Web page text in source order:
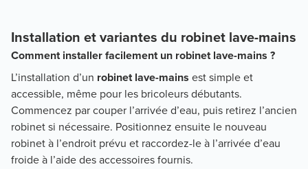
Installation et variantes du robinet lave-mains
Comment installer facilement un robinet lave-mains ?
L’installation d’un robinet lave-mains est simple et
accessible, même pour les bricoleurs débutants.
Commencez par couper l’arrivée d’eau, puis retirez l’ancien
robinet si nécessaire. Positionnez ensuite le nouveau
robinet à l’endroit prévu et raccordez-le à l’arrivée d’eau
froide à l’aide des accessoires fournis.